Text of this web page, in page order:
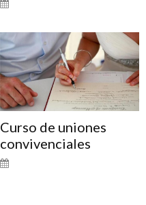
Curso de uniones
convivenciales